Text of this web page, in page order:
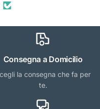
Consegna a Domicilio
la consegna che fa per
te.